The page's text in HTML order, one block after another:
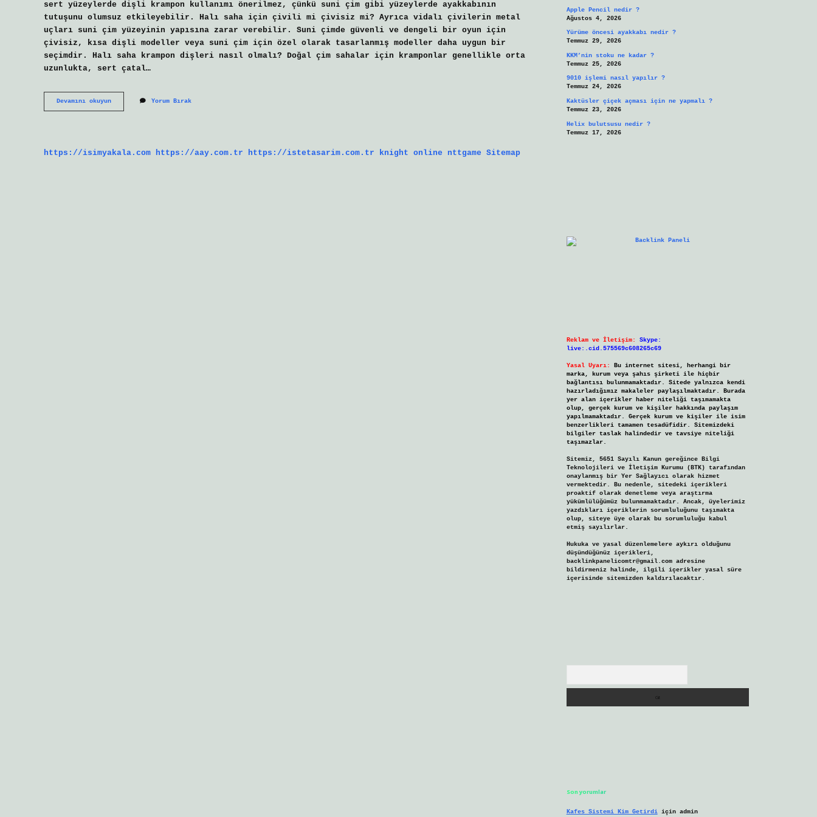
sert yüzeylerde dişli krampon kullanımı önerilmez, çünkü suni çim gibi yüzeylerde ayakkabının
tutuşunu olumsuz etkileyebilir. Halı saha için çivili mi çivisiz mi? Ayrıca vidalı çivilerin metal
uçları suni çim yüzeyinin yapısına zarar verebilir. Suni çimde güvenli ve dengeli bir oyun için
çivisiz, kısa dişli modeller veya suni çim için özel olarak tasarlanmış modeller daha uygun bir
seçimdir. Halı saha krampon dişleri nasıl olmalı? Doğal çim sahalar için kramponlar genellikle orta
uzunlukta, sert çatal…
Devamını okuyunHalı
Sahada
Yorum Bırak
https://isimyakala.com https://aay.com.tr https://istetasarim.com.tr knight online nttgame Sitemap
Apple Pencil nedir ?
Ağustos 4, 2026
Yürüme öncesi ayakkabı nedir ?
Temmuz 29, 2026
KKM’nin stoku ne kadar ?
Temmuz 25, 2026
9010 işlemi nasıl yapılır ?
Temmuz 24, 2026
Kaktüsler çiçek açması için ne yapmalı ?
Temmuz 23, 2026
Helix bulutsusu nedir ?
Temmuz 17, 2026
Reklam ve İletişim:
Skype:
live:.cid.575569c608265c69
Yasal Uyarı:
Bu internet sitesi, herhangi bir
marka, kurum veya şahıs şirketi ile hiçbir
bağlantısı bulunmamaktadır. Sitede yalnızca kendi
hazırladığımız makaleler paylaşılmaktadır. Burada
yer alan içerikler haber niteliği taşımamakta
olup, gerçek kurum ve kişiler hakkında paylaşım
yapılmamaktadır. Gerçek kurum ve kişiler ile isim
benzerlikleri tamamen tesadüfidir. Sitemizdeki
bilgiler taslak halindedir ve tavsiye niteliği
taşımazlar.
Sitemiz, 5651 Sayılı Kanun gereğince Bilgi
Teknolojileri ve İletişim Kurumu (BTK) tarafından
onaylanmış bir Yer Sağlayıcı olarak hizmet
vermektedir. Bu nedenle, sitedeki içerikleri
proaktif olarak denetleme veya araştırma
yükümlülüğümüz bulunmamaktadır. Ancak, üyelerimiz
yazdıkları içeriklerin sorumluluğunu taşımakta
olup, siteye üye olarak bu sorumluluğu kabul
etmiş sayılırlar.
Hukuka ve yasal düzenlemelere aykırı olduğunu
düşündüğünüz içerikleri,
backlinkpanelicomtr@gmail.comadresine
bildirmeniz halinde, ilgili içerikler yasal süre
içerisinde sitemizden kaldırılacaktır.
Son yorumlar
Kafes Sistemi Kim Getirdiiçin admin